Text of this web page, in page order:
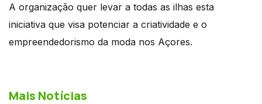
A organização quer levar a todas as ilhas esta
iniciativa que visa potenciar a criatividade e o
empreendedorismo da moda nos Açores.
Mais Notícias